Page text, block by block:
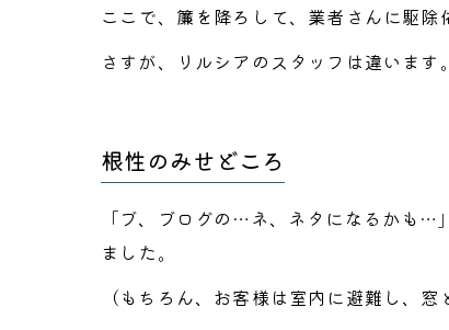
ここで、簾を降ろして、業者さんに駆除
さすが、リルシアのスタッフは違います。
根性のみせどころ
「ブ、ブログの…ネ、ネタになるかも…
ました。
（もちろん、お客様は室内に避難し、窓